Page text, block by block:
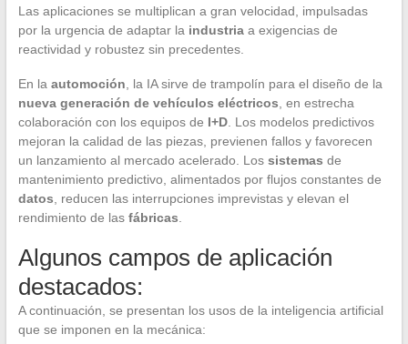
Las aplicaciones se multiplican a gran velocidad, impulsadas
por la urgencia de adaptar la industriaa exigencias de
reactividad y robustez sin precedentes.
En la automoción , la IA sirve de trampolín para el diseño de la
nueva generación de vehículos eléctricos , en estrecha
colaboración con los equipos de I+D. Los modelos predictivos
mejoran la calidad de las piezas, previenen fallos y favorecen
un lanzamiento al mercado acelerado. Los sistemas de
mantenimiento predictivo, alimentados por flujos constantes de
datos , reducen las interrupciones imprevistas y elevan el
rendimiento de las fábricas
Algunos campos de aplicación
destacados:
A continuación, se presentan los usos de la inteligencia artificial
que se imponen en la mecánica: